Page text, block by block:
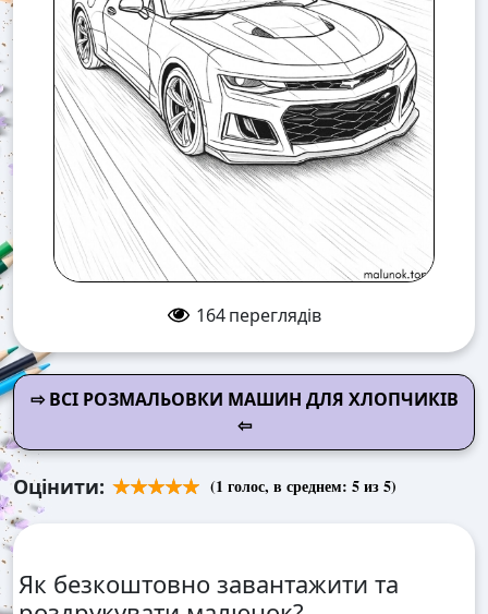
164 переглядів
⇨ ВСІ РОЗМАЛЬОВКИ МАШИН ДЛЯ ХЛОПЧИКІВ
⇦
Оцінити: (1 голос, в среднем: 5из 5)
Як безкоштовно завантажити та